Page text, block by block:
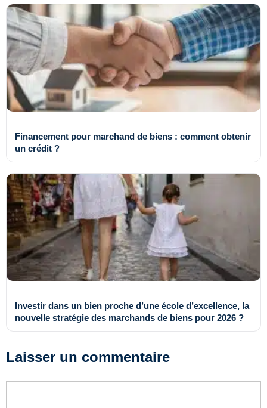
Financement pour marchand de biens : comment obtenir
un crédit ?
Investir dans un bien proche d’une école d’excellence, la
nouvelle stratégie des marchands de biens pour 2026 ?
Laisser un commentaire